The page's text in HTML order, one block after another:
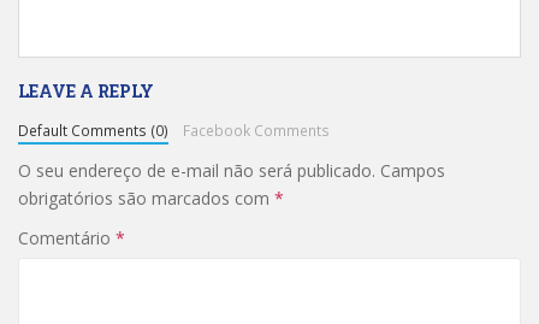
LEAVE A REPLY
Default Comments (0) Facebook Comments
O seu endereço de e-mail não será publicado. Campos
obrigatórios são marcados com *
Comentário *